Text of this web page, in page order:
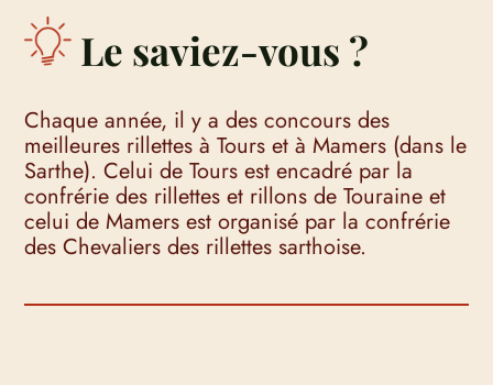
Le saviez-vous ?
Chaque année, il y a des concours des
meilleures rillettes à Tours et à Mamers (dans le
Sarthe). Celui de Tours est encadré par la
confrérie des rillettes et rillons de Touraine et
celui de Mamers est organisé par la confrérie
des Chevaliers des rillettes sarthoise.